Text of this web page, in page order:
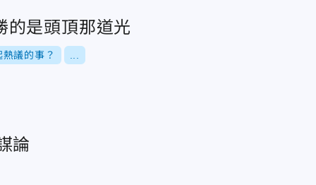
的是頭頂那道光
議的事？
論